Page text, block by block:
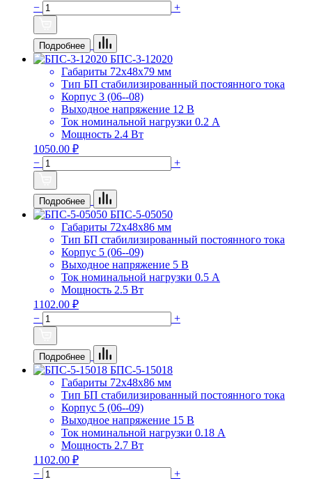
−
+
Подробнее
БПС-3-12020
Габариты 72х48х79 мм
Тип БП стабилизированный постоянного тока
Корпус 3 (06--08)
Выходное напряжение 12 В
Ток номинальной нагрузки 0.2 А
Мощность 2.4 Вт
1050.00 ₽
−
+
Подробнее
БПС-5-05050
Габариты 72х48х86 мм
Тип БП стабилизированный постоянного тока
Корпус 5 (06--09)
Выходное напряжение 5 В
Ток номинальной нагрузки 0.5 А
Мощность 2.5 Вт
1102.00 ₽
−
+
Подробнее
БПС-5-15018
Габариты 72х48х86 мм
Тип БП стабилизированный постоянного тока
Корпус 5 (06--09)
Выходное напряжение 15 В
Ток номинальной нагрузки 0.18 А
Мощность 2.7 Вт
1102.00 ₽
−
+